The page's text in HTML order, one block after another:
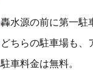
轟水源の前に第一駐
どちらの駐車場も、
駐車料金は無料。